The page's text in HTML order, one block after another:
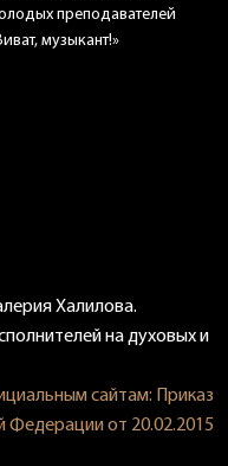
преподавателей
музыкант!»
Халилова.
на духовых и
сайтам: Приказ
Федерации от 20.02.2015